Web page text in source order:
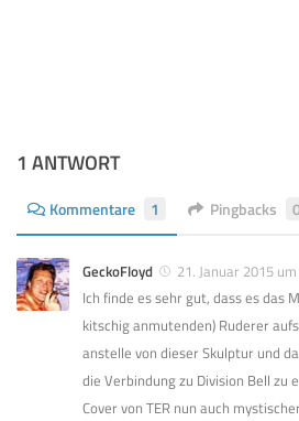
1 ANTWORT
Kommentare 1 Pingbacks
GeckoFloyd
21. Januar 2015
Ich finde es sehr gut, dass es das
kitschig anmutenden) Ruderer
anstelle von dieser Skulptur und
die Verbindung zu Division Bell zu
Cover von TER nun auch